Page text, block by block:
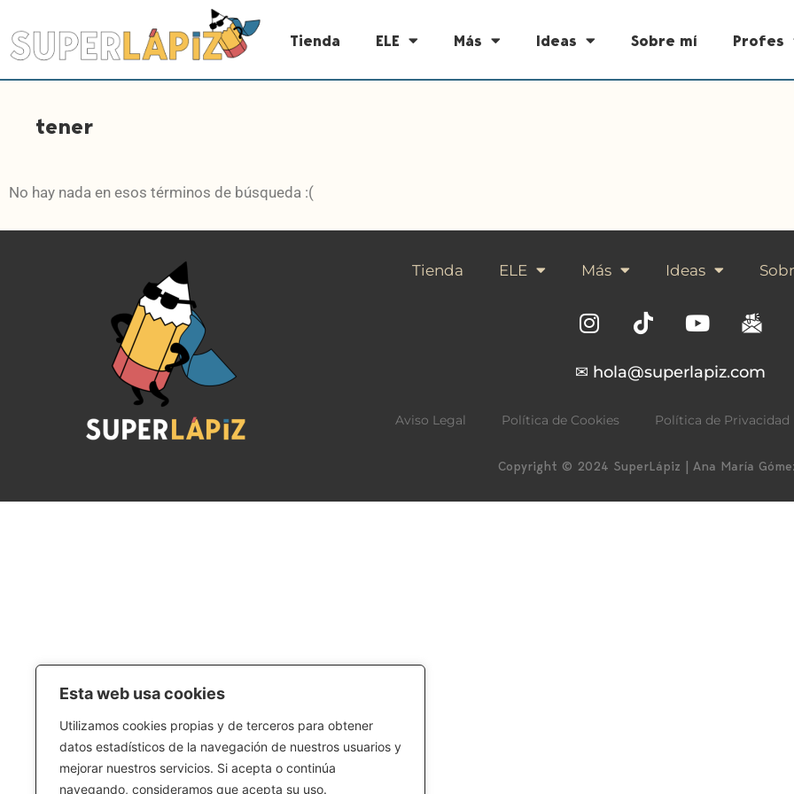
Esta web usa cookies
Utilizamos cookies propias y de terceros para obtener
datos estadísticos de la navegación de nuestros usuarios y
mejorar nuestros servicios. Si acepta o continúa
navegando, consideramos que acepta su uso.
Tienda ELE Más Ideas Sobre mí Profes
tener
No hay nada en esos términos de búsqueda :(
Tienda ELE Más Ideas
✉ hola@superlapiz.com
Aviso Legal Política de Cookies Política de Privacidad
Copyright © 2024 SuperLápiz | Ana María